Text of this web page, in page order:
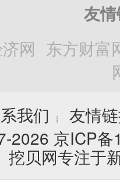
友
网 东方财富
我们 ┊
友情
2026 京ICP
挖贝网专注于